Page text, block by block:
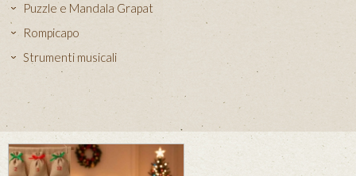
Puzzle e Mandala Grapat
Rompicapo
Strumenti musicali